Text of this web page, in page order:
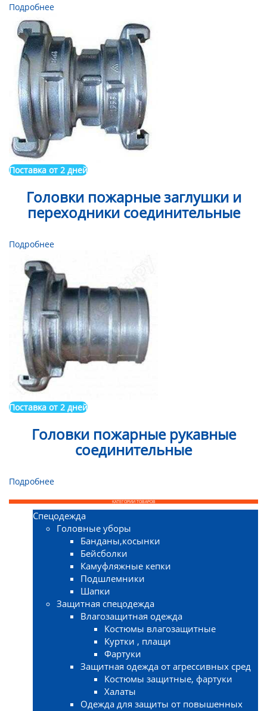
Подробнее
Поставка от 2 дней
Головки пожарные заглушки и
переходники соединительные
Подробнее
Поставка от 2 дней
Головки пожарные рукавные
соединительные
Подробнее
КАТЕГОРИИ ТОВАРОВ
Спецодежда
Головные уборы
Банданы,косынки
Бейсболки
Камуфляжные кепки
Подшлемники
Шапки
Защитная спецодежда
Влагозащитная одежда
Костюмы влагозащитные
Куртки , плащи
Фартуки
Защитная одежда от агрессивных сред
Костюмы защитные, фартуки
Халаты
Одежда для защиты от повышенных